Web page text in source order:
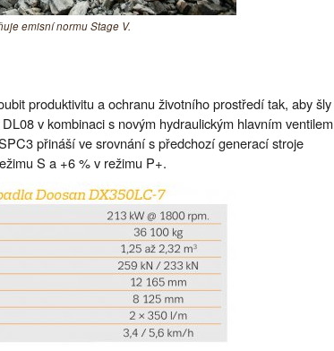
emisní normu Stage V.
produktivitu a ochranu životního prostředí tak, aby šly
v kombinaci s novým hydraulickým hlavním ventilem
přináší ve srovnání s předchozí generací stroje
S a +6 % v režimu P+.